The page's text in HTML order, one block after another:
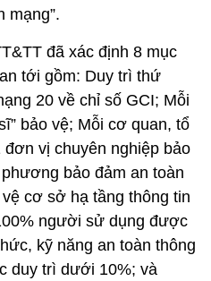
mạng”.
đã xác định 8 mục
tới gồm: Duy trì thứ
20 về chỉ số GCI; Mỗi
bảo vệ; Mỗi cơ quan, tổ
vị chuyên nghiệp bảo
bảo đảm an toàn
cơ sở hạ tầng thông tin
người sử dụng được
kỹ năng an toàn thông
duy trì dưới 10%; và